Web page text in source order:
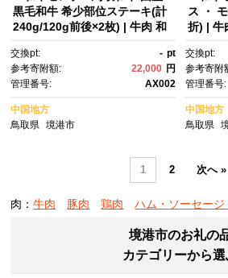
黒毛和牛 希少部位ステーキ(計
240g/120g前後×2枚) | 牛肉 和
キ 希少部位 ステーキ肉 高級
肉 ごちそう 贅沢食材 記念日 デ
ィナー 家庭用 冷凍 保存 ギフ
ト 贈答用 プレゼント お取り寄
せ グルメ 人気 おすすめ 鳥取
県 境港市
交換pt: - pt
参考寄附額:
22,000 円
管理番号:
AX002
中国地方
鳥取県
境港市
ス ・
折) | 牛
べ セッ
肉 カッ
ーベキ
存 ギフ
取り寄
め 鳥取
交換pt:
参考寄附
管理番号:
中国地方
鳥取県
1 2 次へ »
肉：牛肉 豚肉 鶏肉 ハム・ソーセー
境港市のお礼の
カテゴリーから